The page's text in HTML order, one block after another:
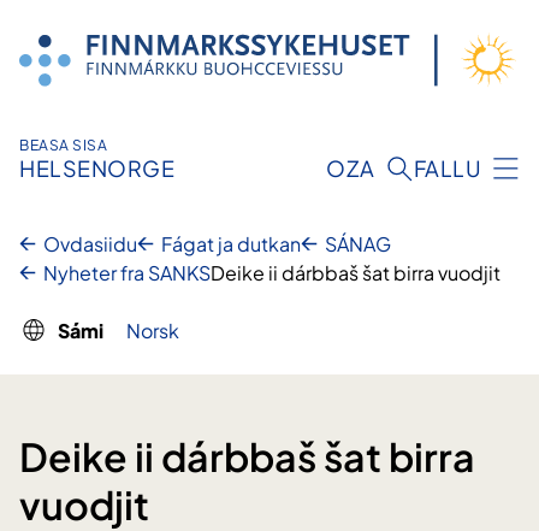
BEASA SISA
HELSENORGE OZA FALLU
Ovdasiidu Fágat ja dutkan
SÁNAG
Nyheter fra SANKSDeike ii dárbbaš šat birra vuodjit
Sámi Norsk
Deike ii dárbbaš šat birra
vuodjit